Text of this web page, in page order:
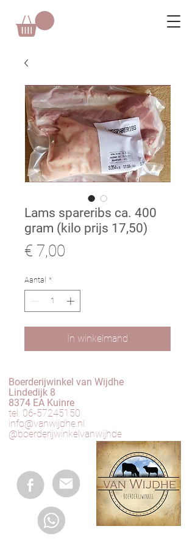
Lams spareribs ca. 400
gram (kilo prijs 17,50)
€ 7,00
Aantal *
In winkelmand
Boerderijwinkel van Wijdhe
Lindedijk 8
8374 EA Kuinre
tel. 06-57245150
info@vanwijdhe.nl
@boerderijwinkelvanwijhde